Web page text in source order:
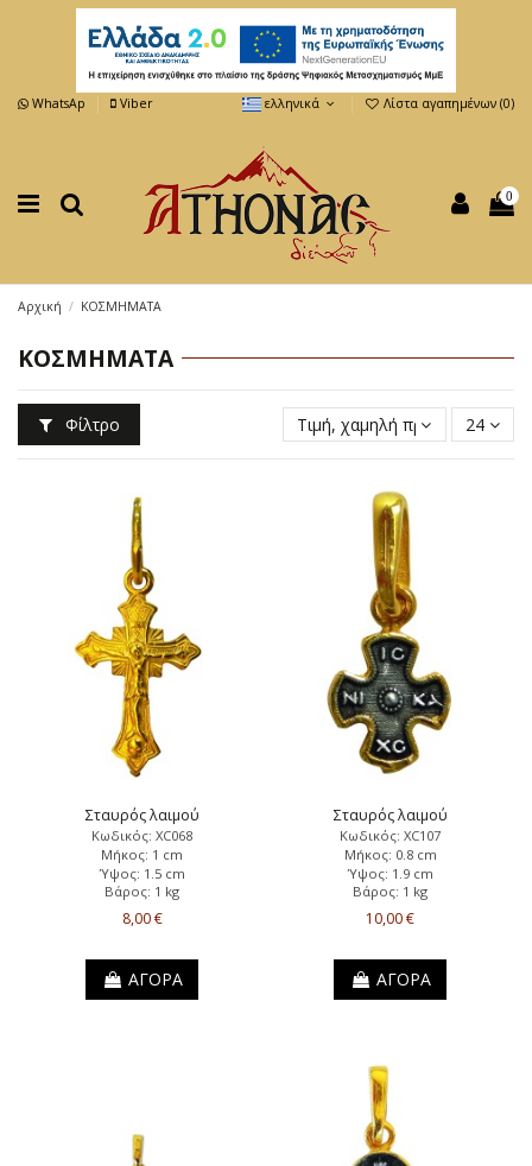
WhatsAp Viber ελληνικά Λίστα αγαπημένων (0)
0
Αρχική ΚΟΣΜΗΜΑΤΑ
ΚΟΣΜΗΜΑΤΑ
Φίλτρο Τιμή, χαμηλή προς υψηλή
24
Σταυρός λαιμού
Κωδικός: XC068
Μήκος: 1 cm
Ύψος: 1.5 cm
Βάρος: 1 kg
8,00 €
ΑΓΟΡΑ
Σταυρός λαιμού
Κωδικός: XC107
Μήκος: 0.8 cm
Ύψος: 1.9 cm
Βάρος: 1 kg
10,00 €
ΑΓΟΡΑ